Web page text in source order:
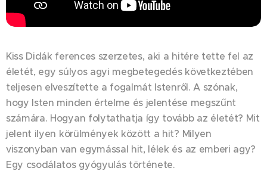
Kiss Didák ferences szerzetes, aki a hitére tette fel az
életét, egy súlyos agyi megbetegedés következtében
teljesen elveszítette a fogalmát Istenről. A szónak,
hogy Isten minden értelme és jelentése megszűnt
számára. Hogyan folytathatja így tovább az életét? Mit
jelent ilyen körülmények között a hit? Milyen
viszonyban van egymással hit, lélek és az emberi agy?
Egy csodálatos gyógyulás története.